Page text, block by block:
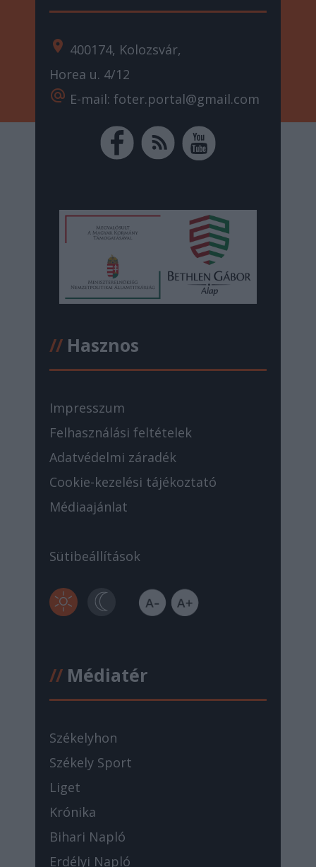
location_on 400174, Kolozsvár,
Horea u. 4/12
alternate_email E-mail: foter.portal@gmail.com
//Hasznos
Impresszum
Felhasználási feltételek
Adatvédelmi záradék
Cookie-kezelési tájékoztató
Médiaajánlat
Sütibeállítások
//Médiatér
Székelyhon
Székely Sport
Liget
Krónika
Bihari Napló
Erdélyi Napló